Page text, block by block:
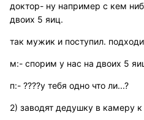
доктор- ну например с кем
двоих 5 яиц.
так мужик и поступил.
м:- спорим у нас на двоих 5
п:- ????у тебя одно что ли...?
2) заводят дедушку в камеру